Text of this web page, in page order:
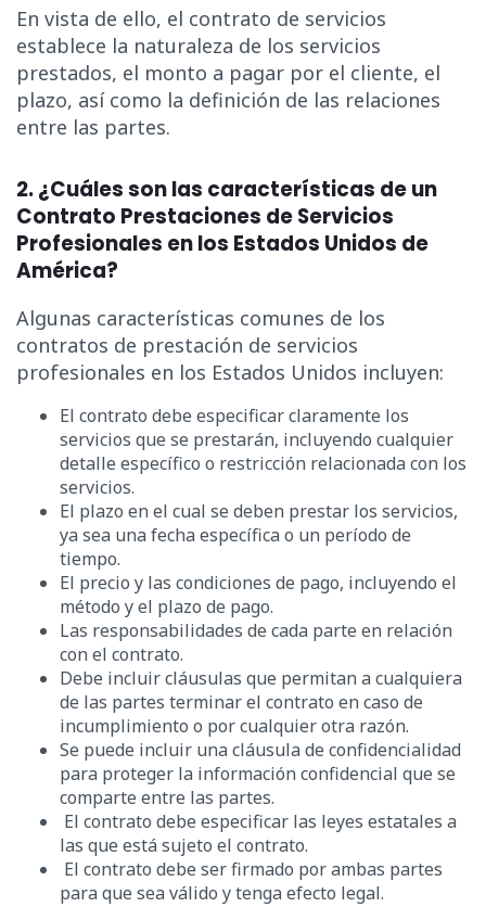
En vista de ello, el contrato de servicios
establece la naturaleza de los servicios
prestados, el monto a pagar por el cliente, el
plazo, así como la definición de las relaciones
entre las partes.
2. ¿Cuáles son las características de un
Contrato Prestaciones de Servicios
Profesionales en los Estados Unidos de
América?
Algunas características comunes de los
contratos de prestación de servicios
profesionales en los Estados Unidos incluyen:
El contrato debe especificar claramente los
servicios que se prestarán, incluyendo cualquier
detalle específico o restricción relacionada con los
servicios.
El plazo en el cual se deben prestar los servicios,
ya sea una fecha específica o un período de
tiempo.
El precio y las condiciones de pago, incluyendo el
método y el plazo de pago.
Las responsabilidades de cada parte en relación
con el contrato.
Debe incluir cláusulas que permitan a cualquiera
de las partes terminar el contrato en caso de
incumplimiento o por cualquier otra razón.
Se puede incluir una cláusula de confidencialidad
para proteger la información confidencial que se
comparte entre las partes.
El contrato debe especificar las leyes estatales a
las que está sujeto el contrato.
El contrato debe ser firmado por ambas partes
para que sea válido y tenga efecto legal.